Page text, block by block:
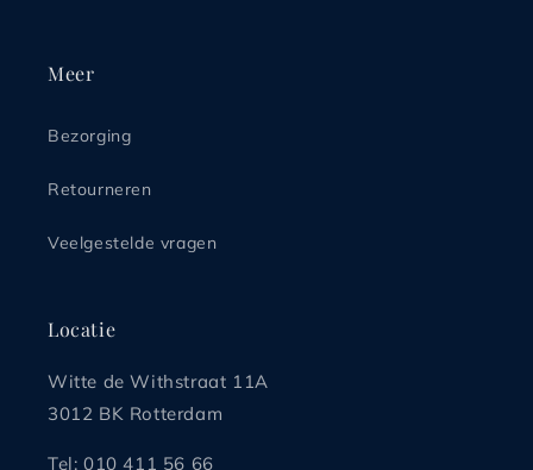
Meer
Bezorging
Retourneren
Veelgestelde vragen
Locatie
Witte de Withstraat 11A
3012 BK Rotterdam
Tel: 010 411 56 66